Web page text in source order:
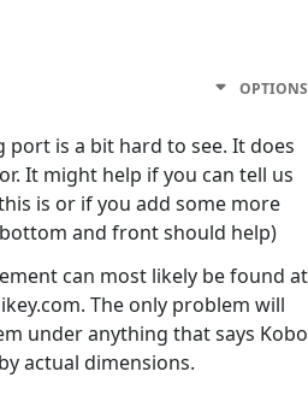
OPTIONS
port is a bit hard to see. It does
It might help if you can tell us
is or if you add some more
and front should help)
can most likely be found at
The only problem will
under anything that says Kobo
actual dimensions.